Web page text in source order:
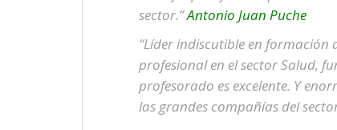
sector.”Antonio Juan Puche
“Líder indiscutible en
profesional en el sector Salud,
profesorado es excelente. Y
las grandes compañías del